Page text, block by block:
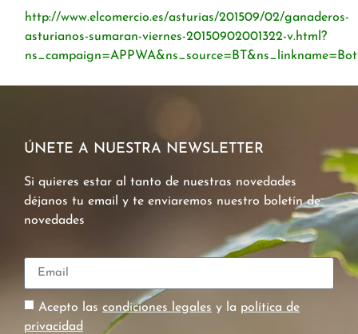
http://www.elcomercio.es/asturias/201509/02/ganaderos-
asturianos-sumaran-viernes-20150902001322-v.html?
ÚNETE A NUESTRA NEWSLETTER
Si quieres estar al tanto de nuestras novedades
déjanos tu email y te enviaremos nuestro boletín de
novedades
Acepto las condiciones legales y la política de
privacidad